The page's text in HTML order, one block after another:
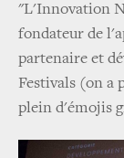
"L'Innovation
fondateur de
partenaire et
Festivals (on a
plein d'émojis